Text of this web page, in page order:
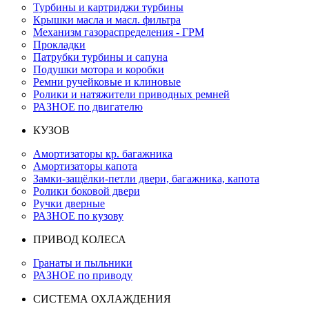
Турбины и картриджи турбины
Крышки масла и масл. фильтра
Механизм газораспределения - ГРМ
Прокладки
Патрубки турбины и сапуна
Подушки мотора и коробки
Ремни ручейковые и клиновые
Ролики и натяжители приводных ремней
РАЗНОЕ по двигателю
КУЗОВ
Амортизаторы кр. багажника
Амортизаторы капота
Замки-защёлки-петли двери, багажника, капота
Ролики боковой двери
Ручки дверные
РАЗНОЕ по кузову
ПРИВОД КОЛЕСА
Гранаты и пыльники
РАЗНОЕ по приводу
СИСТЕМА ОХЛАЖДЕНИЯ